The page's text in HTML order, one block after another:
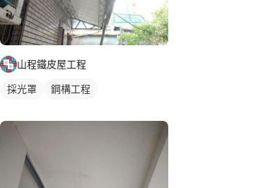
山程鐵皮屋工程
採光罩 鋼構工程